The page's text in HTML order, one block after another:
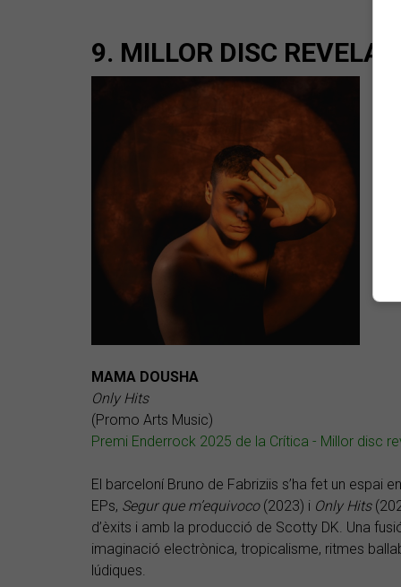
9. MILLOR DISC
MAMA DOUSHA
Only Hits
(Promo Arts Music)
Premi Enderrock 2025 de la Crítica - Millor disc
El barceloní Bruno de Fabriziis s’ha fet un espai
EPs, Segur que m’equivoco(2023) i Only Hits
d’èxits i amb la producció de Scotty DK. Una
imaginació electrònica, tropicalisme, ritmes
lúdiques.